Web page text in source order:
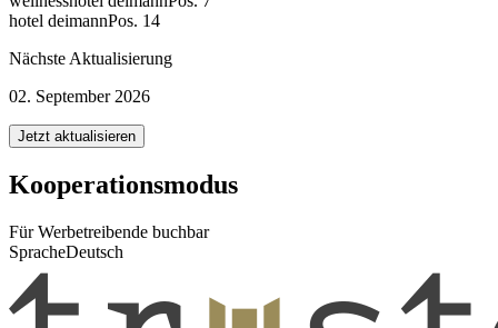
hotel deimannPos. 14
Nächste Aktualisierung
02. September 2026
Jetzt aktualisieren
Kooperationsmodus
Für Werbetreibende buchbar
SpracheDeutsch